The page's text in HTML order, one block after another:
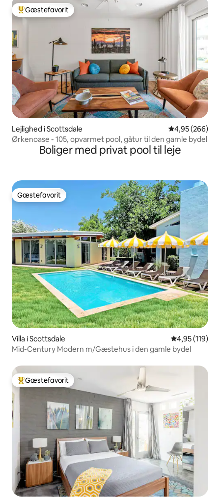
Bedste gæstefavorit
Gæstefavorit
Lejlighed i Scottsdale 4,95 ud af 5 i
4,95 (266)
Ørkenoase - 105, opvarmet pool, gåtur til den gamle bydel
Boliger med privat pool til leje
Gæstefavorit
Gæstefavorit
Villa i Scottsdale 4,95 ud af 5 i
4,95 (119)
Mid-Century Modern m/Gæstehus i den gamle bydel
Bedste gæstefavorit
Gæstefavorit